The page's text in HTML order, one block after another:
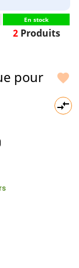
En stock
2Produits


pour